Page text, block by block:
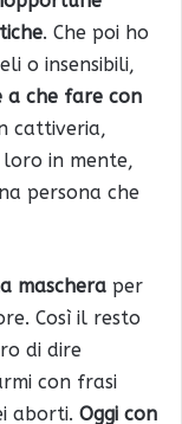
. Che poi ho
o insensibili,
a che fare con
cattiveria,
in mente,
persona che
maschera per
Così il resto
di dire
con frasi
aborti. Oggi con